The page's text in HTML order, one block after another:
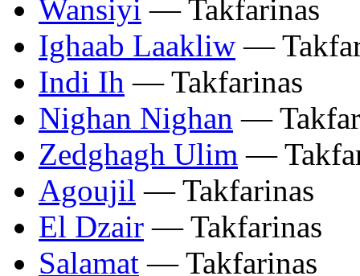
Wansiyi — Takfarinas
Ighaab Laakliw —
Indi Ih — Takfarinas
Nighan Nighan —
Zedghagh Ulim —
Agoujil — Takfarinas
El Dzair — Takfarinas
Salamat — Takfarinas